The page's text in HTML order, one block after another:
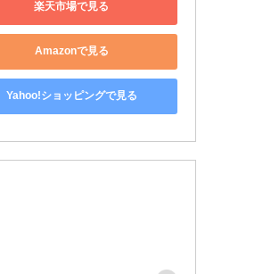
楽天市場で見る
Amazonで見る
Yahoo!ショッピングで見る